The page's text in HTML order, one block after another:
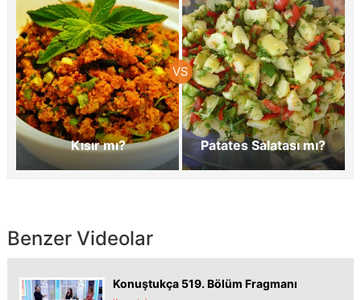
Kısır mı? Patates Salatası mı?
Benzer Videolar
Konuştukça 519. Bölüm Fragmanı